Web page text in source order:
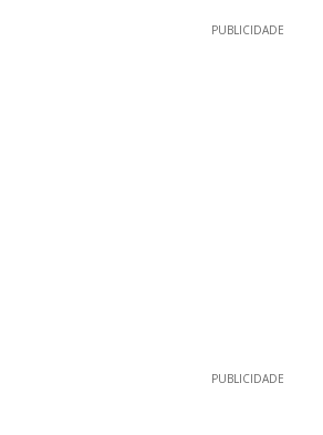
PUBLICIDADE
PUBLICIDADE